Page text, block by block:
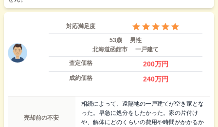
対応満足度
53歳
男性
北海道函館市
一戸建て
査定価格
200万円
成約価格 240万円
売却前の不安
相続によって、遠隔地の一戸建てが空き家とな
った。早急に処分をしたかった。家の片付け
や、解体にどのくらいの費用や時間がかかるか